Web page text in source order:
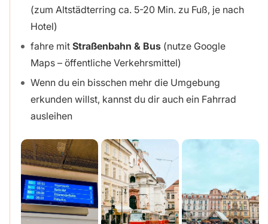
(zum Altstädterring ca. 5-20 Min. zu Fuß, je nach
Hotel)
fahre mit Straßenbahn & Bus (nutze Google
Maps – öffentliche Verkehrsmittel)
Wenn du ein bisschen mehr die Umgebung
erkunden willst, kannst du dir auch ein Fahrrad
ausleihen